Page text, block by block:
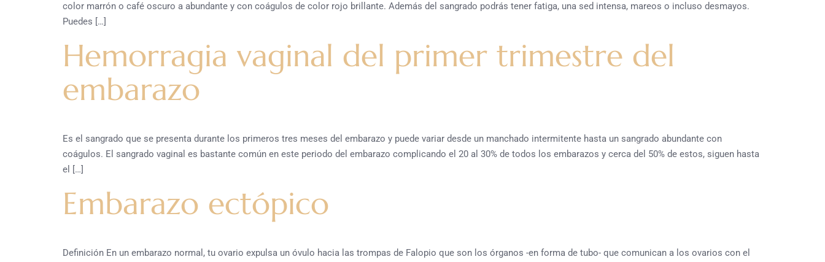
color marrón o café oscuro a abundante y con coágulos de color rojo brillante. Además del sangrado podrás tener fatiga, una sed intensa, mareos o incluso desmayos.
Puedes […]
Hemorragia vaginal del primer trimestre del
embarazo
Es el sangrado que se presenta durante los primeros tres meses del embarazo y puede variar desde un manchado intermitente hasta un sangrado abundante con
coágulos. El sangrado vaginal es bastante común en este periodo del embarazo complicando el 20 al 30% de todos los embarazos y cerca del 50% de estos, siguen hasta
el […]
Embarazo ectópico
Definición En un embarazo normal, tu ovario expulsa un óvulo hacia las trompas de Falopio que son los órganos -en forma de tubo- que comunican a los ovarios con el